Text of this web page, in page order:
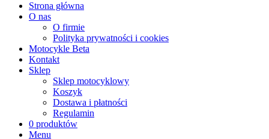
Strona główna
O nas
O firmie
Polityka prywatności i cookies
Motocykle Beta
Kontakt
Sklep
Sklep motocyklowy
Koszyk
Dostawa i płatności
Regulamin
0 produktów
Menu